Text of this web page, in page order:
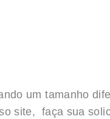
um tamanho
site, faça sua